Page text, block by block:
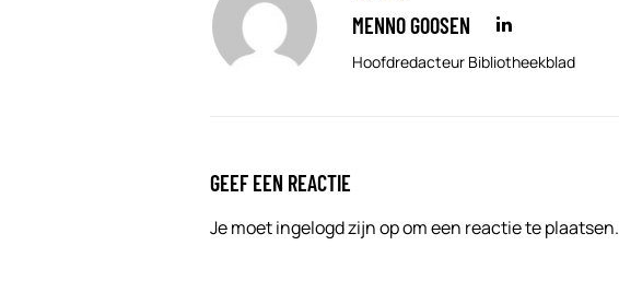
MENNO GOOSEN
Hoofdredacteur Bibliotheekblad
GEEF EEN REACTIE
Je moetingelogd zijn opom een reactie te plaatsen.